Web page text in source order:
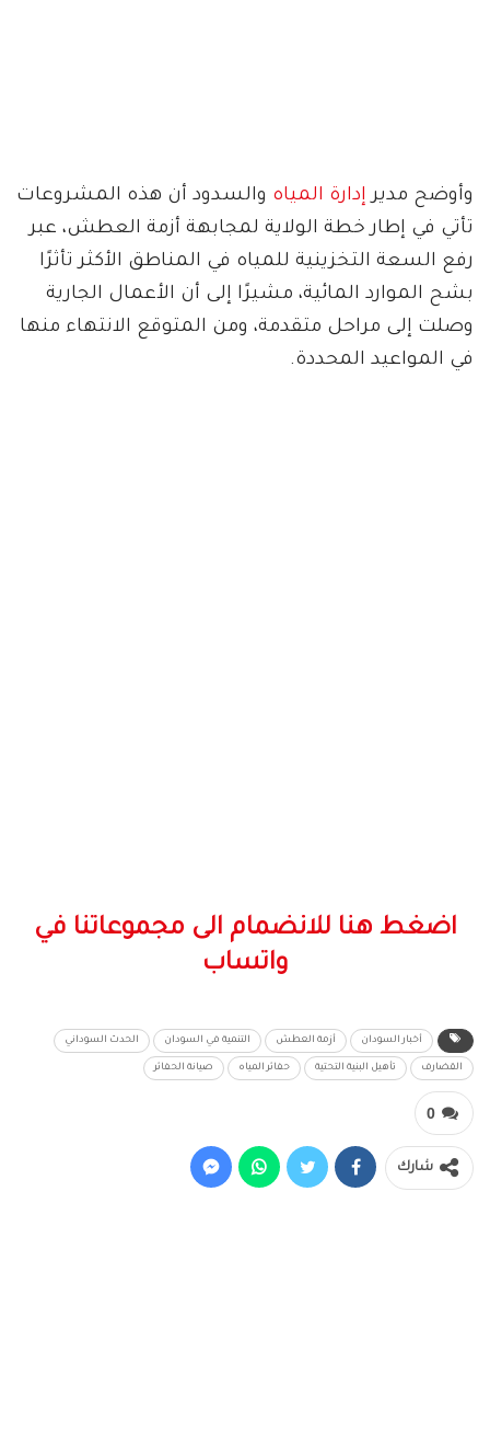
وأوضح مديرإدارة المياه والسدود أن هذه المشروعات
تأتي في إطار خطة الولاية لمجابهة أزمة العطش، عبر
رفع السعة التخزينية للمياه في المناطق الأكثر تأثرًا
بشح الموارد المائية، مشيرًا إلى أن الأعمال الجارية
وصلت إلى مراحل متقدمة، ومن المتوقع الانتهاء منها
في المواعيد المحددة.
اضغط هنا للانضمام الى مجموعاتنا في
واتساب
أخبار السودان أزمة العطش التنمية في السودان الحدث السوداني
القضارف تأهيل البنية التحتية حفائر المياه صيانة الحفائر
0
شارك